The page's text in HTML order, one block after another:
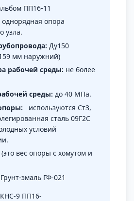
ПП16-11
однорядная опора
узла.
Ду150
мм наружний)
рабочей среды: не более
среды: до 40 МПа.
используются Ст3,
сталь 09Г2С
условий
(это вес опоры с хомутом и
Грунт-эмаль ГФ-021
9 ПП16-